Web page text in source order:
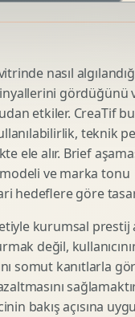
Influencer
3D Urun
Mimari 3D
Endustriyel
Low Poly
High Poly
3D Render
Teknik
nasıl
gördüğünü
etkiler. CreaTif bu
teknik
ele alır. Brief
ve marka tonu
hedeflere göre
kurumsal prestij
değil,
somut kanıtlarla
bakış açısına